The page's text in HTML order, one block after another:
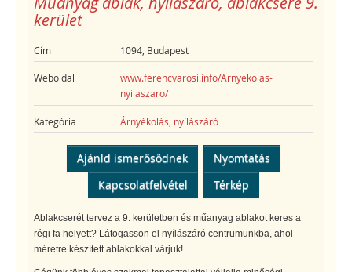
kerület
Cím 1094, Budapest
Weboldal
www.ferencvarosi.info/Arnyekolas-
nyilaszaro/
Kategória Árnyékolás, nyílászáró
Ajánld ismerősödnek
Nyomtatás
Kapcsolatfelvétel
Térkép
Ablakcserét tervez a 9. kerületben és műanyag ablakot keres a
régi fa helyett? Látogasson el nyílászáró centrumunkba, ahol
méretre készített ablakokkal várjuk!